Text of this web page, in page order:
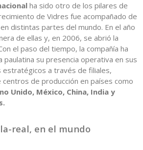
ha sido otro de los pilares de
de Vidres fue acompañado de
distintas partes del mundo. En el año
de ellas y, en 2006, se abrió la
el paso del tiempo, la compañía ha
paulatina su presencia operativa en sus
estratégicos a través de filiales,
centros de producción en países como
Unido, México, China, India y
real, en el mundo